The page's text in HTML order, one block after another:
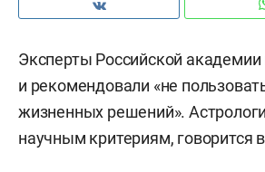
Эксперты Российской
и рекомендовали «не
жизненных решений».
научным критериям, говорится в